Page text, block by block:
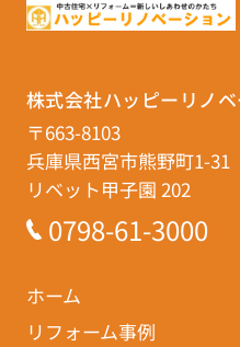
株式会社ハッピーリノ
〒663-8103
兵庫県西宮市熊野町1-31
リベット甲子園 202
0798-61-3000
ホーム
リフォーム事例